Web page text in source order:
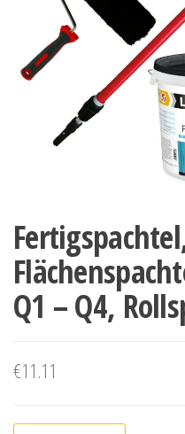
Q1 – Q4,
€11.11